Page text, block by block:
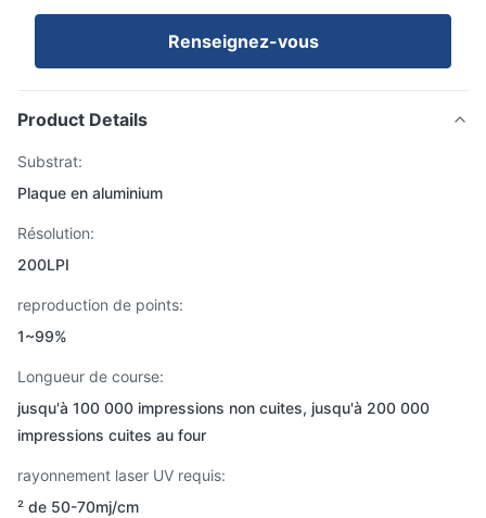
Renseignez-vous
Product Details
Substrat:
Plaque en aluminium
Résolution:
200LPI
reproduction de points:
1~99%
Longueur de course:
jusqu'à 100 000 impressions non cuites, jusqu'à 200 000
impressions cuites au four
rayonnement laser UV requis:
² de 50-70mj/cm